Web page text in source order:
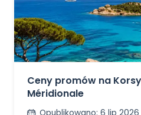
Ceny promów na
Méridionale